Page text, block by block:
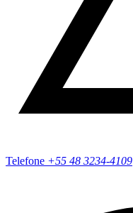
Telefone +55 48 3234-4109